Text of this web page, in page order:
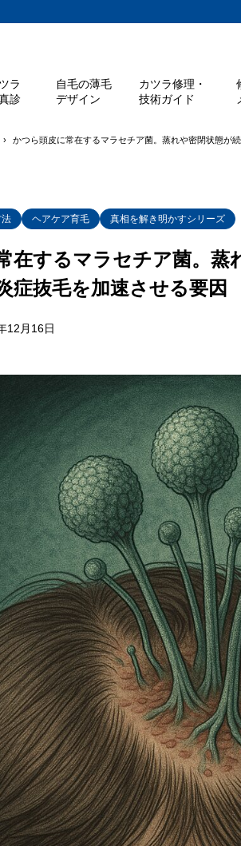
ラ
診
自毛の薄毛
デザイン
カツラ修理・
技術ガイド
かつら頭皮に常在するマラセチア菌。蒸れや密閉状態が
ヘアケア育毛 真相を解き明かすシリーズ
在するマラセチア菌。蒸
症抜毛を加速させる要因
12月16日